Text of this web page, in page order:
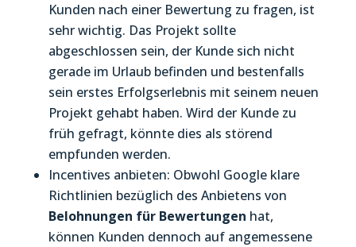
Kunden nach einer Bewertung zu fragen, ist
sehr wichtig. Das Projekt sollte
abgeschlossen sein, der Kunde sich nicht
gerade im Urlaub befinden und bestenfalls
sein erstes Erfolgserlebnis mit seinem neuen
Projekt gehabt haben. Wird der Kunde zu
früh gefragt, könnte dies als störend
empfunden werden.
Incentives anbieten: Obwohl Google klare
Richtlinien bezüglich des Anbietens von
Belohnungen für Bewertungen hat,
können Kunden dennoch auf angemessene